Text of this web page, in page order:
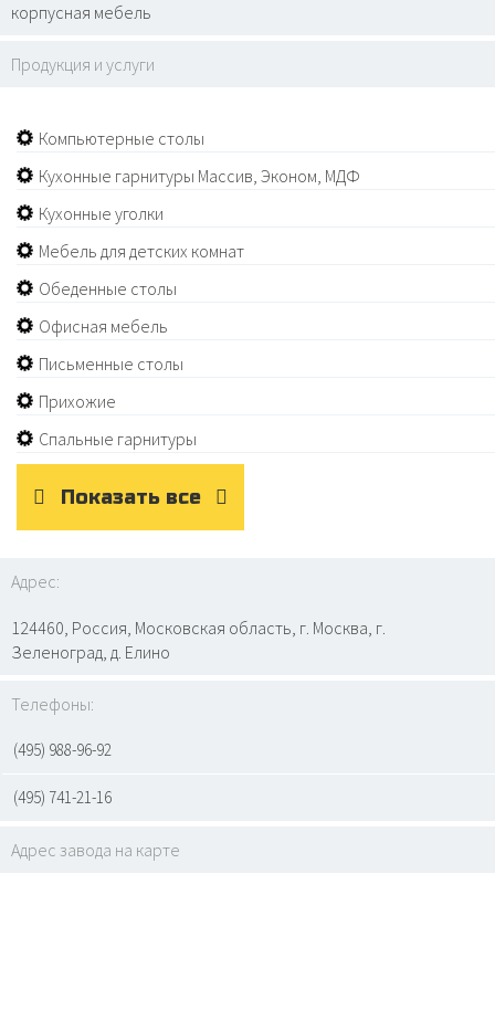
корпусная мебель
Продукция и услуги
Компьютерные столы
Кухонные гарнитуры Массив, Эконом, МДФ
Кухонные уголки
Мебель для детских комнат
Обеденные столы
Офисная мебель
Письменные столы
Прихожие
Спальные гарнитуры
Показать все
Адрес:
124460, Россия, Московская область, г. Москва, г.
Зеленоград, д. Елино
Телефоны:
(495) 988-96-92
(495) 741-21-16
Адрес завода на карте